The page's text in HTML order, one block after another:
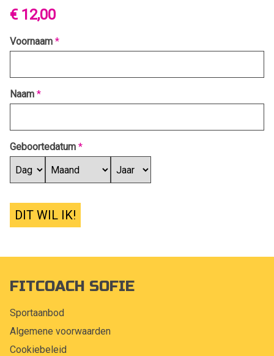
€ 12,00
Voornaam *
Naam *
Geboortedatum *
DIT WIL IK!
FITCOACH SOFIE
Sportaanbod
Algemene voorwaarden
Cookiebeleid